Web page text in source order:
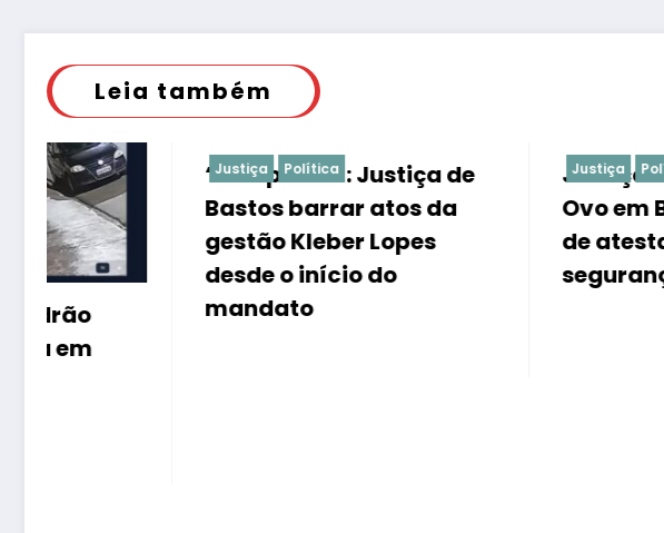
Leia também
Justiça
“É de praxe”: Justiça de
Bastos barrar atos da
gestão Kleber Lopes
desde o início do
mandato
Justiça
Justiça barra Festa
Ovo em Bastos por
de atestados de